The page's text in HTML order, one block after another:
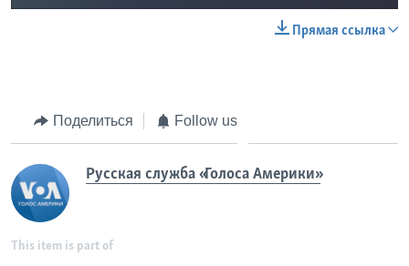
Прямая ссылка
Поделиться Follow us
Русская служба «Голоса Америки»
This item is part of